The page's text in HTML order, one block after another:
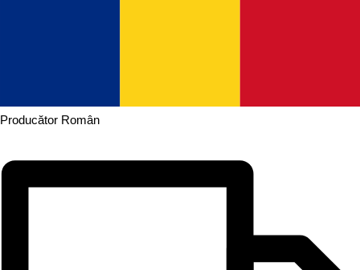
Producător Român